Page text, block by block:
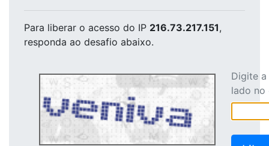
Para liberar o acesso do IP 216.73.217.151,
responda ao desafio abaixo.
Digite
lado no